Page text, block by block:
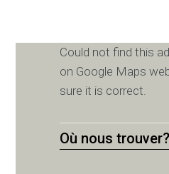
Could not find this
on Google Maps
sure it is correct.
Où nous trouver?